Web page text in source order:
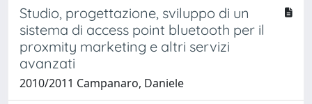
Studio, progettazione, sviluppo di un
sistema di access point bluetooth per il
proxmity marketing e altri servizi
avanzati
2010/2011 Campanaro, Daniele